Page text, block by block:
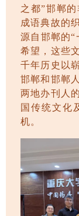
之都”邯郸
成语典故的
源自 邯郸的“
希望， 这些
千年历史以
邯郸和邯郸人
两地办刊人
国传统文化
机。